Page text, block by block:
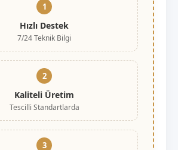
1
Hızlı Destek
7/24 Teknik Bilgi
2
Kaliteli Üretim
Tescilli Standartlarda
3